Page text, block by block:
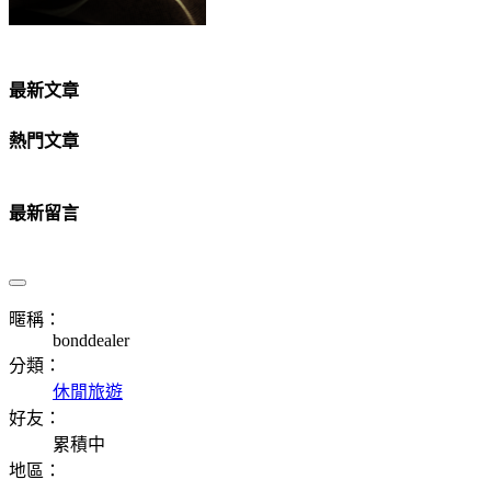
最新文章
熱門文章
最新留言
暱稱：
bonddealer
分類：
休閒旅遊
好友：
累積中
地區：